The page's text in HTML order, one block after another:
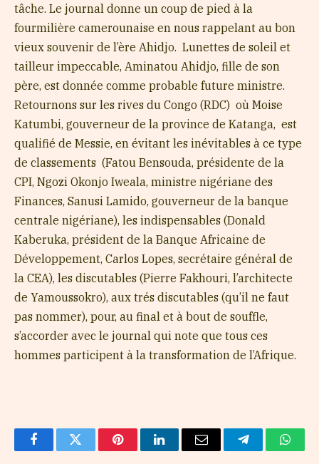
tâche. Le journal donne un coup de pied à la
fourmilière camerounaise en nous rappelant au bon
vieux souvenir de l’ère Ahidjo. Lunettes de soleil et
tailleur impeccable, Aminatou Ahidjo, fille de son
père, est donnée comme probable future ministre.
Retournons sur les rives du Congo (RDC) où Moise
Katumbi, gouverneur de la province de Katanga, est
qualifié de Messie, en évitant les inévitables à ce type
de classements (Fatou Bensouda, présidente de la
CPI, Ngozi Okonjo Iweala, ministre nigériane des
Finances, Sanusi Lamido, gouverneur de la banque
centrale nigériane), les indispensables (Donald
Kaberuka, président de la Banque Africaine de
Développement, Carlos Lopes, secrétaire général de
la CEA), les discutables (Pierre Fakhouri, l’architecte
de Yamoussokro), aux trés discutables (qu’il ne faut
pas nommer), pour, au final et à bout de souffle,
s’accorder avec le journal qui note que tous ces
hommes participent à la transformation de l’Afrique.
FacebookTwitter PinterestLinkedInEmail Telegram